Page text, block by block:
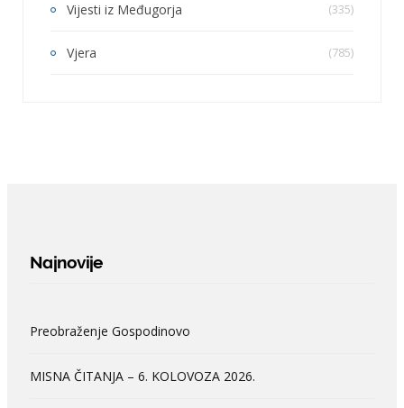
Vijesti iz Međugorja (335)
Vjera (785)
Najnovije
Preobraženje Gospodinovo
MISNA ČITANJA – 6. KOLOVOZA 2026.